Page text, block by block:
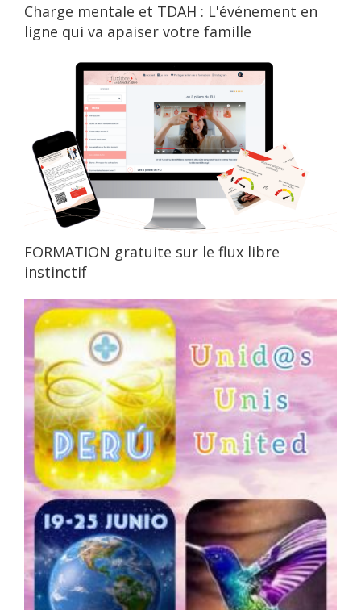
Charge mentale et TDAH : L'événement en
ligne qui va apaiser votre famille
FORMATION gratuite sur le flux libre
instinctif